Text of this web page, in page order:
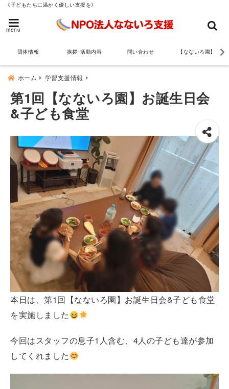
《子どもたちに温かく優しい支援を》
menu
団体情報 挨拶･活動内容 問い合わせ 【なないろ園】
ホーム 学習支援情報
第1回【なないろ園】お誕生日会
&子ども食堂
本日は、第1回【なないろ園】お誕生日会&子ども食堂
を実施しました
今回はスタッフの息子1人含む、4人の子ども達が参加
してくれました